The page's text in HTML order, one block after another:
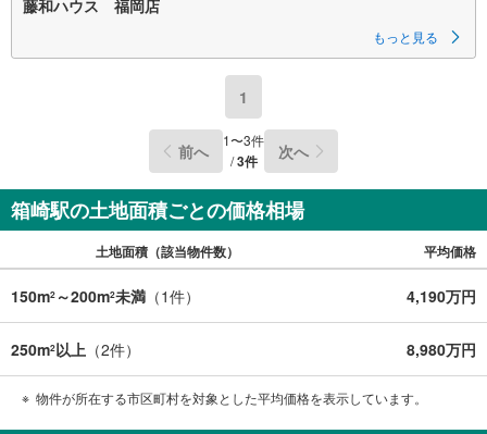
藤和ハウス 福岡店
もっと見る
1
前へ 1〜3件
/3件 次へ
箱崎駅の土地面積ごとの価格相場
土地面積（該当物件数） 平均価格
150m2 ～200m2未満 （1件） 4,190万円
250m2以上 （2件） 8,980万円
物件が所在する市区町村を対象とした平均価格を表示しています。